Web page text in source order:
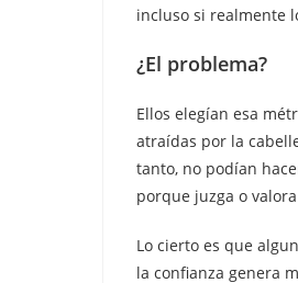
incluso si realmente
¿El problema?
Ellos elegían esa
atraídas por la
tanto, no podían
porque juzga o
Lo cierto es que
la confianza genera